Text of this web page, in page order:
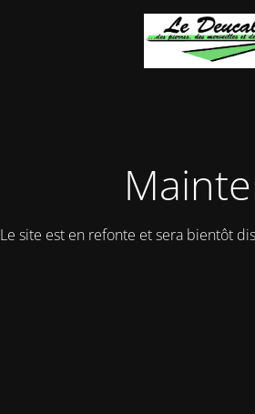
Le site est en refonte et sera bientôt